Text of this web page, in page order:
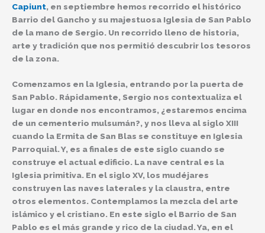
Capiunt, en septiembre hemos recorrido el histórico
Barrio del Gancho y su majestuosa Iglesia de San Pablo
de la mano de Sergio. Un recorrido lleno de historia,
arte y tradición que nos permitió descubrir los tesoros
de la zona.
Comenzamos en la Iglesia, entrando por la puerta de
San Pablo. Rápidamente, Sergio nos contextualiza el
lugar en donde nos encontramos, ¿estaremos encima
de un cementerio mulsumán?, y nos lleva al siglo XIII
cuando la Ermita de San Blas se constituye en Iglesia
Parroquial. Y, es a finales de este siglo cuando se
construye el actual edificio. La nave central es la
Iglesia primitiva. En el siglo XV, los mudéjares
construyen las naves laterales y la claustra, entre
otros elementos. Contemplamos la mezcla del arte
islámico y el cristiano. En este siglo el Barrio de San
Pablo es el más grande y rico de la ciudad. Ya, en el